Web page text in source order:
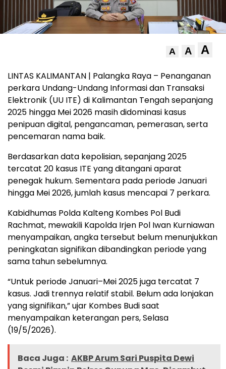
A A A
LINTAS KALIMANTAN | Palangka Raya – Penanganan
perkara Undang-Undang Informasi dan Transaksi
Elektronik (UU ITE) di Kalimantan Tengah sepanjang
2025 hingga Mei 2026 masih didominasi kasus
penipuan digital, pengancaman, pemerasan, serta
pencemaran nama baik.
Berdasarkan data kepolisian, sepanjang 2025
tercatat 20 kasus ITE yang ditangani aparat
penegak hukum. Sementara pada periode Januari
hingga Mei 2026, jumlah kasus mencapai 7 perkara.
Kabidhumas Polda Kalteng Kombes Pol Budi
Rachmat, mewakili Kapolda Irjen Pol Iwan Kurniawan
menyampaikan, angka tersebut belum menunjukkan
peningkatan signifikan dibandingkan periode yang
sama tahun sebelumnya.
“Untuk periode Januari–Mei 2025 juga tercatat 7
kasus. Jadi trennya relatif stabil. Belum ada lonjakan
yang signifikan,” ujar Kombes Budi saat
menyampaikan keterangan pers, Selasa
(19/5/2026).
Baca Juga : AKBP Arum Sari Puspita Dewi